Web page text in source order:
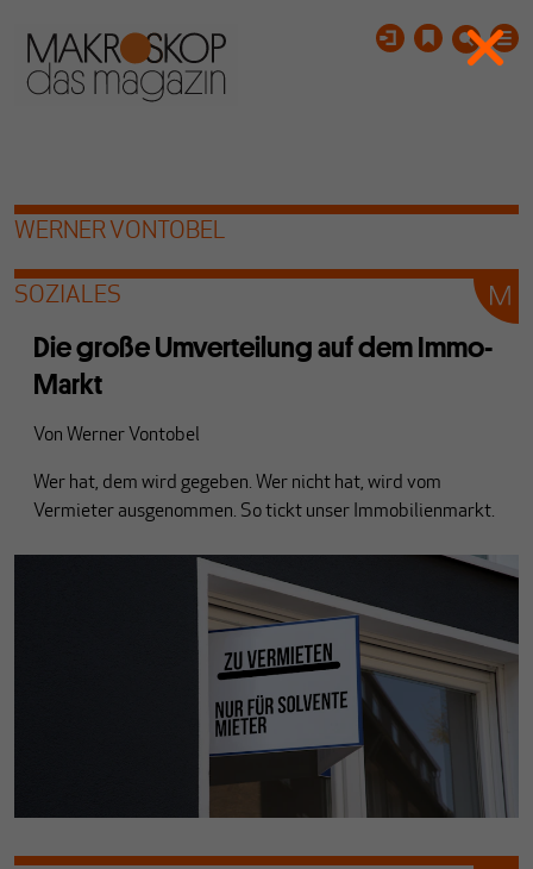
WERNER VONTOBEL
SOZIALES
Die große Umverteilung auf dem Immo-
Markt
Von Werner Vontobel
Wer hat, dem wird gegeben. Wer nicht hat, wird vom
Vermieter ausgenommen. So tickt unser Immobilienmarkt.